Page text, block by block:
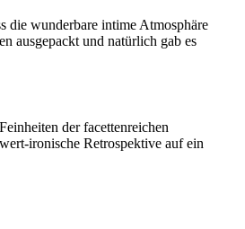
die wunderbare intime Atmosphäre
ausgepackt und natürlich gab es
der facettenreichen
ironische Retrospektive auf ein